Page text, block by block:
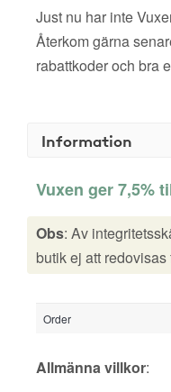
Just nu har inte
Återkom gärna
rabattkoder och bra
Information
Vuxen ger 7,5%
Obs: Av
butik ej att
Order
Allmänna villkor: